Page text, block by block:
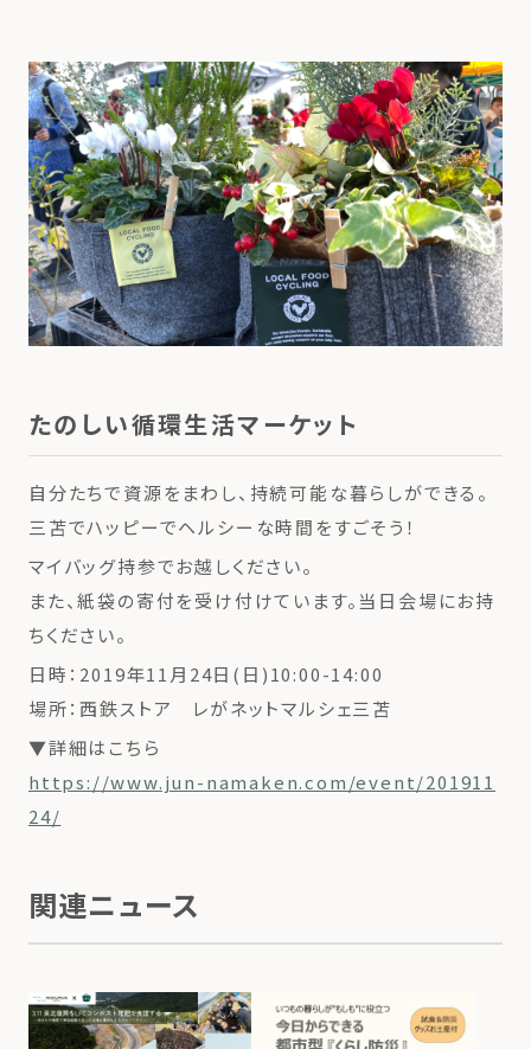
たのしい循環生活マーケット
自分たちで資源をまわし、持続可能な暮らしができる。
三苫でハッピーでヘルシーな時間をすごそう！
マイバッグ持参でお越しください。
また、紙袋の寄付を受け付けています。当日会場にお持
ちください。
日時：2019年11月24日(日)10:00-14:00
場所：西鉄ストア レがネットマルシェ三苫
▼詳細はこちら
https://www.jun-namaken.com/event/201911
24/
関連ニュース